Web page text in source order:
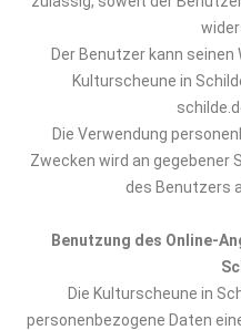
Der Benutzer kann seinen
Kulturscheune in
Die Verwendung
Zwecken wird an gegebener
des Benutzers
Benutzung des Online-
Die Kulturscheune in
personenbezogene Daten